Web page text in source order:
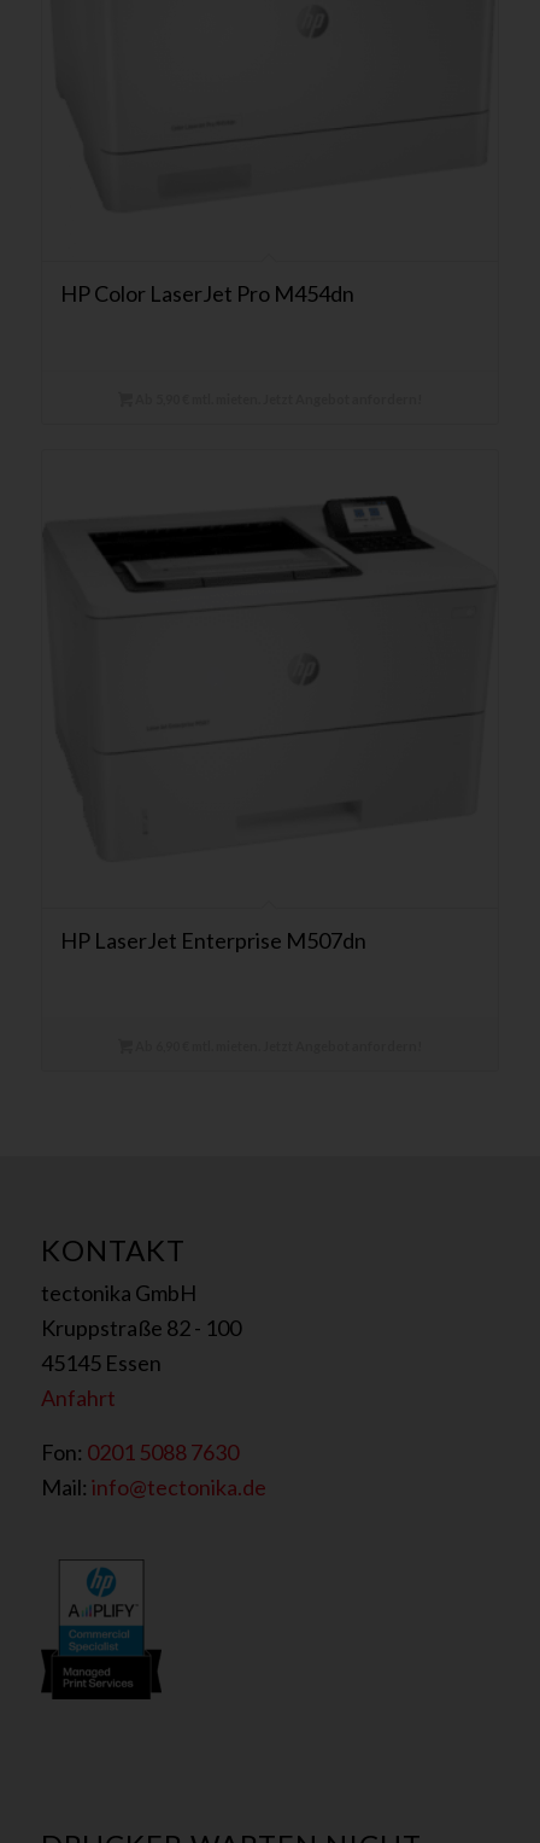
HP Color LaserJet Pro M454dn
HP LaserJet Enterprise M507dn
KONTAKT
tectonika GmbH
Kruppstraße 82 - 100
45145 Essen
Anfahrt
Fon: 0201 5088 7630
Mail: info@tectonika.de